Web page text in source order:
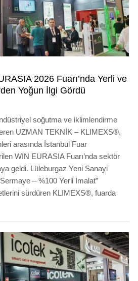
2026 Fuarı’nda Yerli ve
Yoğun İlgi Gördü
soğutma ve iklimlendirme
UZMAN TEKNİK – KLIMEXS®,
arasında İstanbul Fuar
WIN EURASIA Fuarı’nda sektör
geldi. Lüleburgaz Yeni Sanayi
– %100 Yerli İmalat”
sürdüren KLIMEXS®, fuarda